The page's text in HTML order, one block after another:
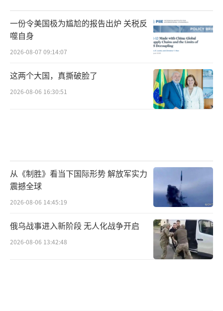
一份令美国极为尴尬的报告出炉 关税反
噬自身
2026-08-07 09:14:07
这两个大国，真撕破脸了
2026-08-06 16:30:51
从《制胜》看当下国际形势 解放军实力
震撼全球
2026-08-06 14:45:19
俄乌战事进入新阶段 无人化战争开启
2026-08-06 13:42:48